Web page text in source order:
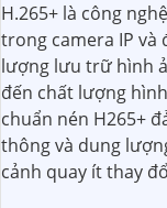
động, gửi cảnh
Với công nghệ AI
theo dõi và bảo vệ
hiệu quả ngăn
bảo sự an tâm và
xa.
H.265+ là công
trong camera IP và
lượng lưu trữ hình
đến chất lượng
chuẩn nén H265+
thông và dung
cảnh quay ít thay